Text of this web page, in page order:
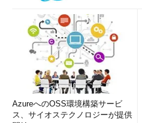
AzureへのOSS環境構築サービ
ス、サイオステクノロジーが提供